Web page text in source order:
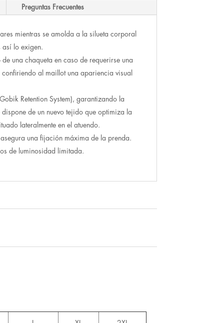
Preguntas Frecuentes
mientras se amolda a la silueta corporal
así lo exigen.
una chaqueta en caso de requerirse una
al maillot una apariencia visual
Retention System), garantizando la
de un nuevo tejido que optimiza la
lateralmente en el atuendo.
una fijación máxima de la prenda.
de luminosidad limitada.